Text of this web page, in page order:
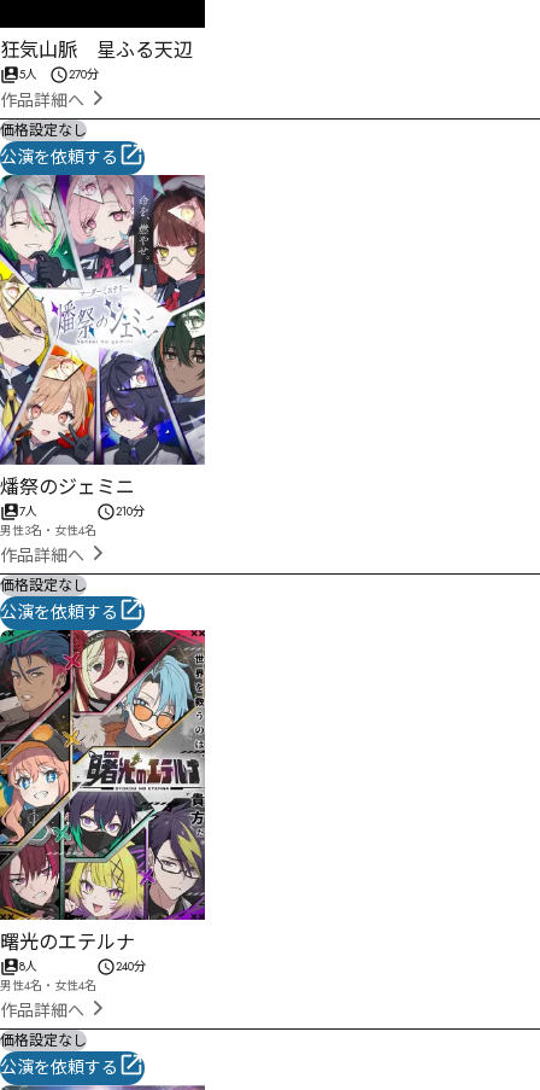
狂気山脈 星ふる天辺
5人 270分
作品詳細へ
価格設定なし
公演を依頼する
燔祭のジェミニ
7人
男性3名・女性4名
210分
作品詳細へ
価格設定なし
公演を依頼する
曙光のエテルナ
8人
男性4名・女性4名
240分
作品詳細へ
価格設定なし
公演を依頼する